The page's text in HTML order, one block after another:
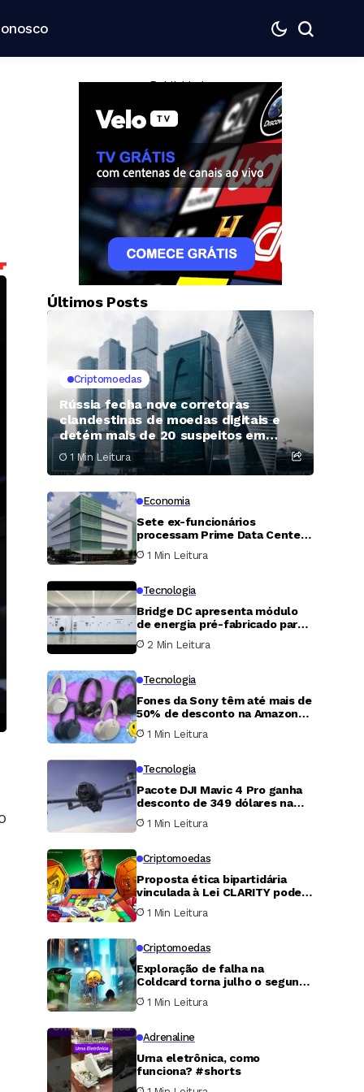
— Publicidade —
Últimos Posts
Criptomoedas
Rússia fecha nove corretoras
clandestinas de moedas digitais e
detém mais de 20 suspeitos em
Moscou
1 Min Leitura
Economia
Sete ex-funcionários
processam Prime Data Centers
e exigem 400 milhões de
dólares por fraude em
1 Min Leitura
Tecnologia
Bridge DC apresenta módulo
de energia pré-fabricado para
data centers voltados à
inteligência artificial
2 Min Leitura
Tecnologia
Fones da Sony têm até mais de
50% de desconto na Amazon
neste fim de semana
1 Min Leitura
Tecnologia
Pacote DJI Mavic 4 Pro ganha
desconto de 349 dólares na
Amazon e atrai profissionais de
vídeo
1 Min Leitura
Criptomoedas
Proposta ética bipartidária
vinculada à Lei CLARITY pode
garantir economia milionária
em tributos para Trump
1 Min Leitura
Criptomoedas
Exploração de falha na
Coldcard torna julho o segundo
mês mais crítico de 2026 para
o mercado cripto
1 Min Leitura
Adrenaline
Urna eletrônica, como
funciona? #shorts